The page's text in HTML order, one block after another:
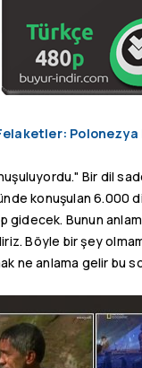
Bir dil
konuşulan
Bunun
Böyle bir şey
ne anlama gelir bu